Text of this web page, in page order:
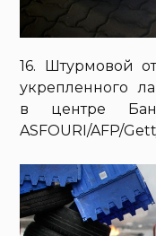
16. Штурмовой
укрепленного
в центре
ASFOURI/AFP/